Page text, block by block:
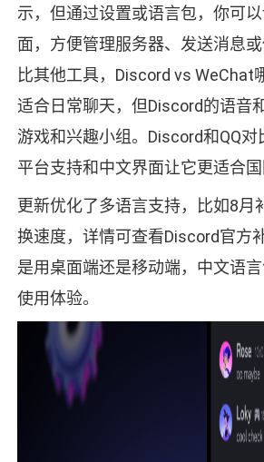
示，但通过设置或语言包，你可
面，方便管理服务器、发送消息
比其他工具，Discord vs WeChat
适合日常聊天，但Discord的语音
游戏和兴趣小组。Discord和QQ
平台支持和中文界面让它更适合国
更新优化了多语言支持，比如8月
换速度，详情可查看Discord官方
是用桌面端还是移动端，中文语
使用体验。